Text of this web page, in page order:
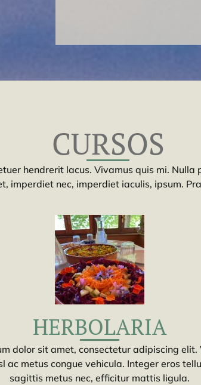
CURSOS
hendrerit lacus. Vivamus quis mi. Nulla
imperdiet nec, imperdiet iaculis, ipsum.
HERBOLARIA
dolor sit amet, consectetur adipiscing elit.
ac metus congue vehicula. Integer eros
sagittis metus nec, efficitur mattis ligula.